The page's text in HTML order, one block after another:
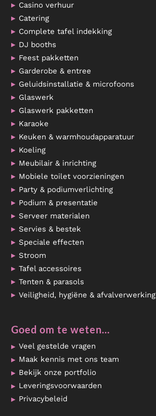
Casino verhuur
Catering
Complete tafel indekking
DJ booths
Feest pakketten
Garderobe & entree
Geluidsinstallatie & microfoons
Glaswerk
Glaswerk pakketten
Karaoke
Keuken & warmhoudapparatuur
Koeling
Meubilair & inrichting
Mobiele toilet voorzieningen
Party & podiumverlichting
Podium & presentatie
Serveer materialen
Servies & bestek
Speciale effecten
Stroom
Tafel accessoires
Tenten & parasols
Veiligheid, hygiëne & afvalverwerking
Goed om te weten…
Veel gestelde vragen
Maak kennis met ons team
Bekijk onze portfolio
Leveringsvoorwaarden
Privacybeleid